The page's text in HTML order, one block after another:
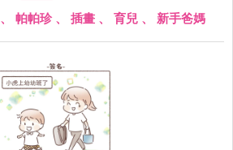
、 帕帕珍、 插畫 、 育兒 、 新手爸媽